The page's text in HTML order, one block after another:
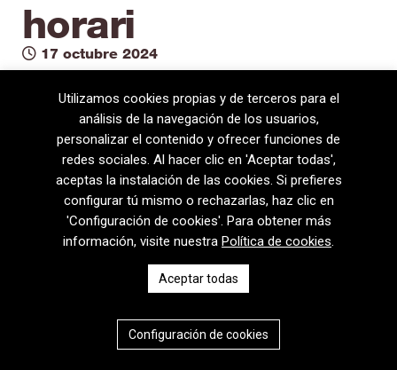
horari
17 octubre 2024
08720 Vilafranca del Penedès · General Prim 5, 2n · Barcelona
+34 938 170 417 · F+34 938 170 301
Política de privacidad|Política de cookies
CAT
ESP
Utilizamos cookies propias y de terceros para el
análisis de la navegación de los usuarios,
personalizar el contenido y ofrecer funciones de
redes sociales. Al hacer clic en 'Aceptar todas',
aceptas la instalación de las cookies. Si prefieres
configurar tú mismo o rechazarlas, haz clic en
'Configuración de cookies'. Para obtener más
información, visite nuestra Política de cookies.
Aceptar todas
Configuración de cookies